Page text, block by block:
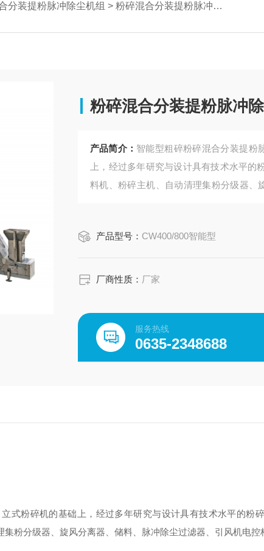
分装提粉脉冲除尘机组 > 粉碎混合分装提粉脉冲除尘机组
粉碎混合分装提粉脉冲
产品简介： 智能型粗碎粉碎混合分装提粉
上，经过多年研究与设计具有技术水平
料机、粉碎主机、自动清理集粉分级器、
产品型号： CW400/800智能型
厂商性质： 厂家
服务热线
0635-2348688
粉碎机的基础上，经过多年研究与设计具有技术水平的粉
粉分级器、旋风分离器、储料、脉冲除尘过滤器、引风机电控